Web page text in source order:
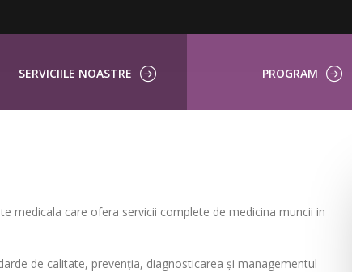
SERVICIILE NOASTRE PROGRAM
medicala care ofera servicii complete de medicina muncii in
de calitate, prevenția, diagnosticarea și managementul